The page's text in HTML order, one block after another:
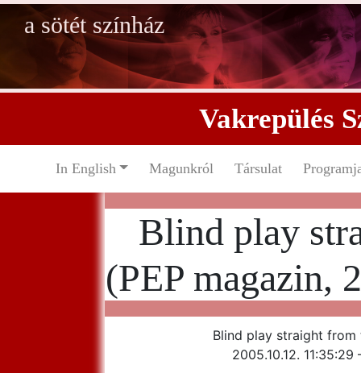
a sötét színház
Vakrepülés
In English Magunkról Társulat
Blind play
(PEP magazin,
Blind play straight from
2005.10.12. 11:35:29